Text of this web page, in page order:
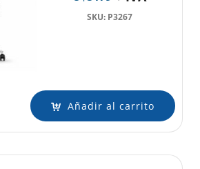
SKU: P3267
Añadir al carrito